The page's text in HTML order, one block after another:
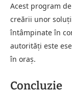
Acest program
creării unor
întâmpinate în
autorități este
în oraș.
Concluzie